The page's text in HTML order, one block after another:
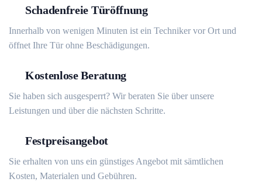
Schadenfreie Türöffnung
Innerhalb von wenigen Minuten ist ein Techniker vor Ort und
öffnet Ihre Tür ohne Beschädigungen.
Kostenlose Beratung
Sie haben sich ausgesperrt? Wir beraten Sie über unsere
Leistungen und über die nächsten Schritte.
Festpreisangebot
Sie erhalten von uns ein günstiges Angebot mit sämtlichen
Kosten, Materialen und Gebühren.